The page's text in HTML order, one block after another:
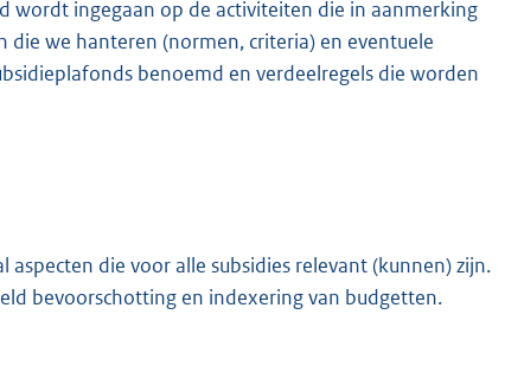
wordt ingegaan op de activiteiten die in aanmerking
we hanteren (normen, criteria) en eventuele
benoemd en verdeelregels die worden
die voor alle subsidies relevant (kunnen) zijn.
bevoorschotting en indexering van budgetten.